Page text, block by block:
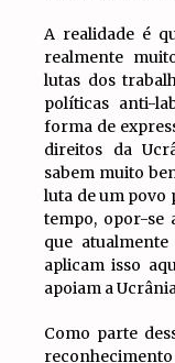
A realidade é
realmente
lutas dos
políticas anti-
forma de
direitos da
sabem muito
luta de um povo
tempo, opor-se
que
aplicam isso
apoiam a
Como parte